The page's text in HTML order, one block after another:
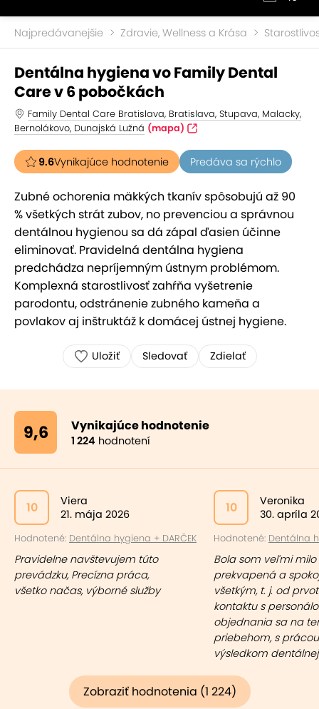
Najpredávanejšie Zdravie, Wellness a Krása
Dentálna hygiena vo Family Dental
Care v 6 pobočkách
Family Dental Care Bratislava, Bratislava, Stupava, Malacky,
Bernolákovo, Dunajská Lužná (mapa)
9.6Vynikajúce hodnotenie Predáva sa rýchlo
Zubné ochorenia mäkkých tkanív spôsobujú až 90
% všetkých strát zubov, no prevenciou a správnou
dentálnou hygienou sa dá zápal ďasien účinne
eliminovať. Pravidelná dentálna hygiena
predchádza nepríjemným ústnym problémom.
Komplexná starostlivosť zahŕňa vyšetrenie
parodontu, odstránenie zubného kameňa a
povlakov aj inštruktáž k domácej ústnej hygiene.
Uložiť Sledovať Zdielať
9,6 Vynikajúce hodnotenie
1 224 hodnotení
10
Viera
21. mája 2026
Hodnotené: Dentálna hygiena + DARČEK
Pravidelne navštevujem túto
prevádzku, Precízna práca,
všetko načas, výborné služby
10
Veronika
30. apríla
Hodnotené: Dentálna
Bola som veľmi milo
prekvapená a
všetkým, t. j. od
kontaktu s
objednania sa na
priebehom, s
výsledkom
Zobraziť hodnotenia (1 224)